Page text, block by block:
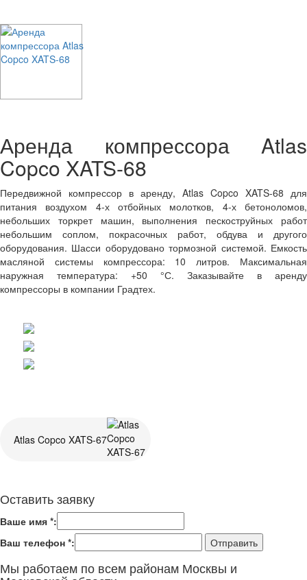
Аренда компрессора Atlas
Copco XATS-68
Передвижной компрессор в аренду, Atlas Copco XATS-68 для
питания воздухом 4-х отбойных молотков, 4-х бетоноломов,
небольших торкрет машин, выполнения пескоструйных работ
небольшим соплом, покрасочных работ, обдува и другого
оборудования. Шасси оборудовано тормозной системой. Емкость
масляной системы компрессора: 10 литров. Максимальная
наружная температура: +50 °С. Заказывайте в аренду
компрессоры в компании Градтех.
Atlas Copco XATS-67
Оставить заявку
Ваше имя *:
Ваш телефон *:
Мы работаем по всем районам Москвы и